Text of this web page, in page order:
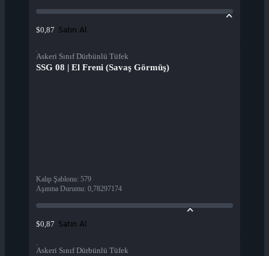
$0,87 Satın Al
Askeri Sınıf Dürbünlü Tüfek
SSG 08 | El Freni (Savaş Görmüş)
Kalıp Şablonu: 579
Aşınma Durumu: 0,78297174
$0,87 Satın Al
Askeri Sınıf Dürbünlü Tüfek